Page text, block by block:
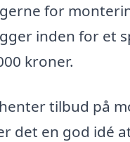
for
inden for et
kroner.
tilbud på
det en god idé